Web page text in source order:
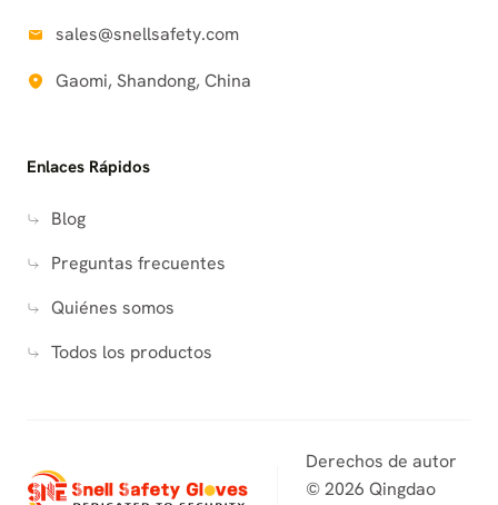
sales@snellsafety.com
Gaomi, Shandong, China
Enlaces Rápidos
Blog
Preguntas frecuentes
Quiénes somos
Todos los productos
Derechos de autor
© 2026 Qingdao